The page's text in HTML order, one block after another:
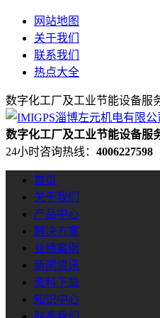
网站地图
关于我们
联系我们
热点大全
数字化工厂及工业节能设备服
数字化工厂及工业节能设备服
24小时咨询热线： 4006227598
首页
关于我们
产品中心
解决方案
业绩案例
新闻资讯
资料下载
知识中心